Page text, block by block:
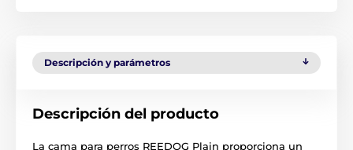
Descripción y parámetros
Descripción del producto
La cama para perros REEDOG Plain proporciona un